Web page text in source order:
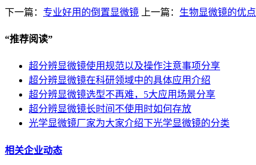
下一篇： 专业好用的倒置显微镜 上一篇： 生物显微镜的优点
“推荐阅读”
超分辨显微镜使用规范以及操作注意事项分享
超分辨显微镜在科研领域中的具体应用介绍
超分辨显微镜选型不再难，5大应用场景分享
超分辨显微镜长时间不使用时如何存放
光学显微镜厂家为大家介绍下光学显微镜的分类
相关企业动态